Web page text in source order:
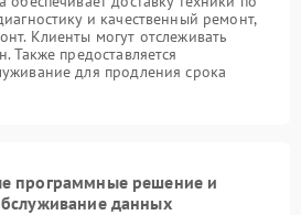
и качественный ремонт,
Клиенты могут отслеживать
Также предоставляется
для продления срока
программные решение и
данных